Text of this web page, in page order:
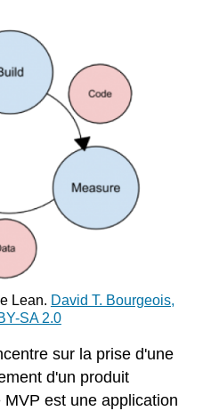
Lean. David T. Bourgeois,
SA 2.0
sur la prise d'une
d'un produit
est une application